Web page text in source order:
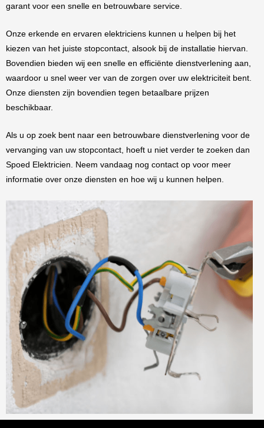
garant voor een snelle en betrouwbare service.
Onze erkende en ervaren elektriciens kunnen u helpen bij het
kiezen van het juiste stopcontact, alsook bij de installatie hiervan.
Bovendien bieden wij een snelle en efficiënte dienstverlening aan,
waardoor u snel weer ver van de zorgen over uw elektriciteit bent.
Onze diensten zijn bovendien tegen betaalbare prijzen
beschikbaar.
Als u op zoek bent naar een betrouwbare dienstverlening voor de
vervanging van uw stopcontact, hoeft u niet verder te zoeken dan
Spoed Elektricien. Neem vandaag nog contact op voor meer
informatie over onze diensten en hoe wij u kunnen helpen.